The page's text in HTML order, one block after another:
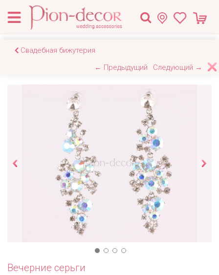
Свадебная бижутерия
← Предыдущий
Следующий →
Вечерние серьги